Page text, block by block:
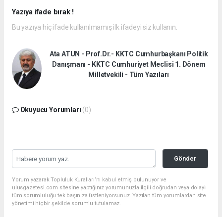
Yazıya ifade bırak !
Bu yazıya hiç ifade kullanılmamış ilk ifadeyi siz kullanın.
Ata ATUN - Prof.Dr.- KKTC Cumhurbaşkanı Politik
Danışmanı - KKTC Cumhuriyet Meclisi 1. Dönem
Milletvekili - Tüm Yazıları
Okuyucu Yorumları (0)
Gönder
Yorum yazarak Topluluk Kuralları’nı kabul etmiş bulunuyor ve
ulusgazetesi.com sitesine yaptığınız yorumunuzla ilgili doğrudan veya dolaylı
tüm sorumluluğu tek başınıza üstleniyorsunuz. Yazılan tüm yorumlardan site
yönetimi hiçbir şekilde sorumlu tutulamaz.